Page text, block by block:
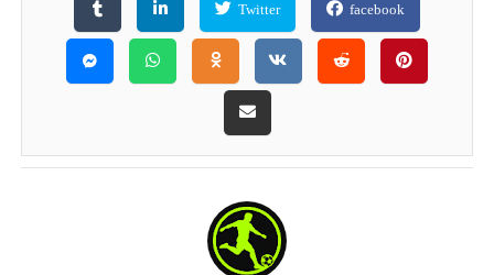
facebook
Twitter